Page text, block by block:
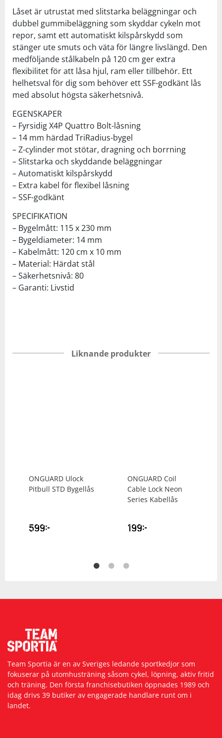
Låset är utrustat med slitstarka beläggningar och
dubbel gummibeläggning som skyddar cykeln mot
repor, samt ett automatiskt kilspårskydd som
stänger ute smuts och väta för längre livslängd. Den
medföljande stålkabeln på 120 cm ger extra
flexibilitet för att låsa hjul, ram eller tillbehör. Ett
helhetsval för dig som behöver ett SSF-godkänt lås
med absolut högsta säkerhetsnivå.
EGENSKAPER
– Fyrsidig X4P Quattro Bolt-låsning
– 14 mm härdad TriRadius-bygel
– Z-cylinder mot stötar, dragning och borrning
– Slitstarka och skyddande beläggningar
– Automatiskt kilspårskydd
– Extra kabel för flexibel låsning
– SSF-godkänt
SPECIFIKATION
– Bygelmått: 115 x 230 mm
– Bygeldiameter: 14 mm
– Kabelmått: 120 cm x 10 mm
– Material: Härdat stål
– Säkerhetsnivå: 80
– Garanti: Livstid
Liknande produkter
ONGUARD Ulock
Pitbull STD Bygellås
599kr
ONGUARD Coil
Cable Lock Neon
Series Kabellås
199kr
Team Sportia är en av Sveriges ledande sportkedjor som
fokuserar på utomhusträning såsom cykel, löpning, aktiv fritid
och träning. Den första franchisebutiken öppnades 1989 och
idag drivs 39 butiker av engagerade handlare runt om i
landet.